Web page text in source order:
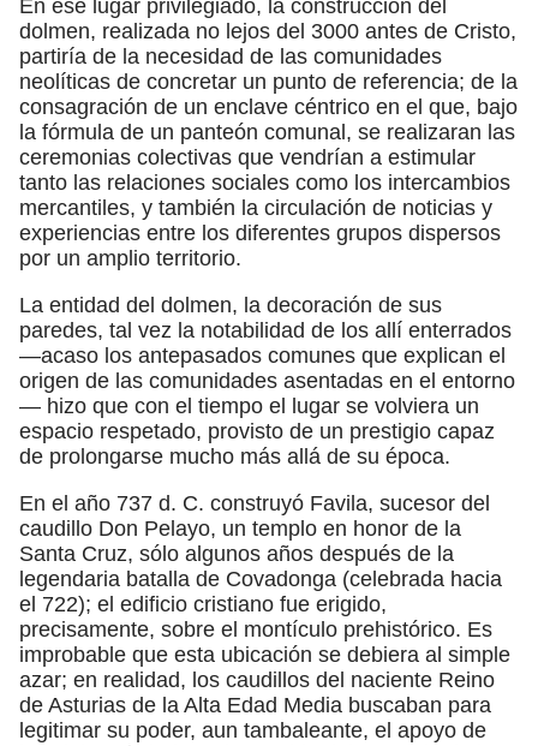
En ese lugar privilegiado, la construcción del
dolmen, realizada no lejos del 3000 antes de Cristo,
partiría de la necesidad de las comunidades
neolíticas de concretar un punto de referencia; de la
consagración de un enclave céntrico en el que, bajo
la fórmula de un panteón comunal, se realizaran las
ceremonias colectivas que vendrían a estimular
tanto las relaciones sociales como los intercambios
mercantiles, y también la circulación de noticias y
experiencias entre los diferentes grupos dispersos
por un amplio territorio.
La entidad del dolmen, la decoración de sus
paredes, tal vez la notabilidad de los allí enterrados
—acaso los antepasados comunes que explican el
origen de las comunidades asentadas en el entorno
— hizo que con el tiempo el lugar se volviera un
espacio respetado, provisto de un prestigio capaz
de prolongarse mucho más allá de su época.
En el año 737 d. C. construyó Favila, sucesor del
caudillo Don Pelayo, un templo en honor de la
Santa Cruz, sólo algunos años después de la
legendaria batalla de Covadonga (celebrada hacia
el 722); el edificio cristiano fue erigido,
precisamente, sobre el montículo prehistórico. Es
improbable que esta ubicación se debiera al simple
azar; en realidad, los caudillos del naciente Reino
de Asturias de la Alta Edad Media buscaban para
legitimar su poder, aun tambaleante, el apoyo de